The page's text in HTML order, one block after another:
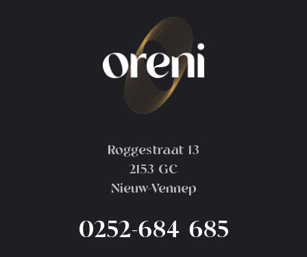
Roggestraat 13
2153 GC
Nieuw-Vennep
0252-684 685